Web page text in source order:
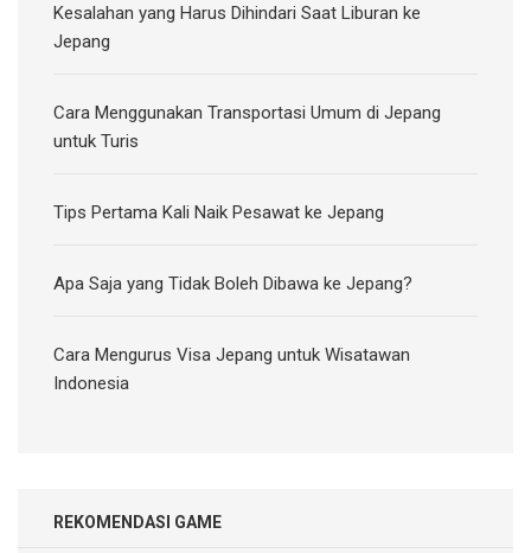
Kesalahan yang Harus Dihindari Saat Liburan ke
Jepang
Cara Menggunakan Transportasi Umum di Jepang
untuk Turis
Tips Pertama Kali Naik Pesawat ke Jepang
Apa Saja yang Tidak Boleh Dibawa ke Jepang?
Cara Mengurus Visa Jepang untuk Wisatawan
Indonesia
REKOMENDASI GAME